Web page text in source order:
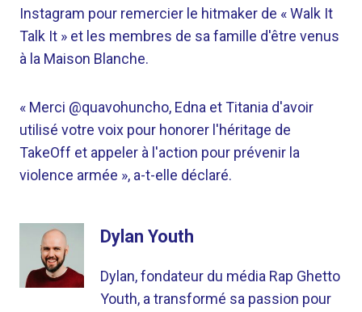
Instagram pour remercier le hitmaker de « Walk It
Talk It » et les membres de sa famille d'être venus
à la Maison Blanche.
« Merci @quavohuncho, Edna et Titania d'avoir
utilisé votre voix pour honorer l'héritage de
TakeOff et appeler à l'action pour prévenir la
violence armée », a-t-elle déclaré.
Dylan Youth
Dylan, fondateur du média Rap Ghetto
Youth, a transformé sa passion pour